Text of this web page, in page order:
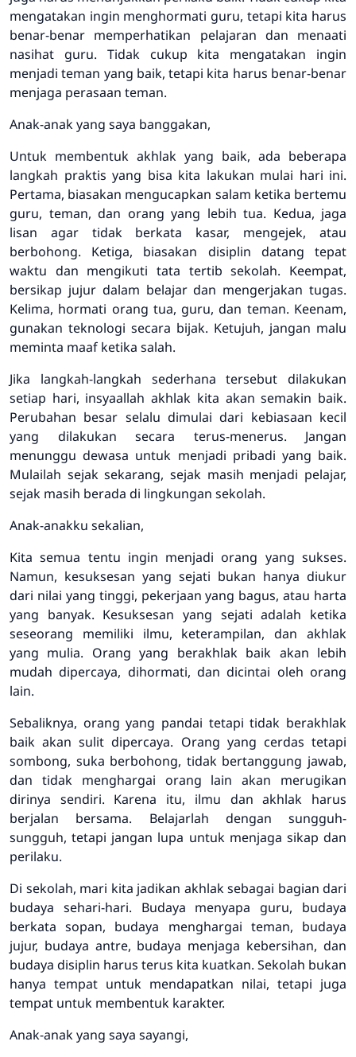
mengatakan ingin menghormati guru, tetapi kita harus
benar-benar memperhatikan pelajaran dan menaati
nasihat guru. Tidak cukup kita mengatakan ingin
menjadi teman yang baik, tetapi kita harus benar-benar
menjaga perasaan teman.
Anak-anak yang saya banggakan,
Untuk membentuk akhlak yang baik, ada beberapa
langkah praktis yang bisa kita lakukan mulai hari ini.
Pertama, biasakan mengucapkan salam ketika bertemu
guru, teman, dan orang yang lebih tua. Kedua, jaga
lisan agar tidak berkata kasar, mengejek, atau
berbohong. Ketiga, biasakan disiplin datang tepat
waktu dan mengikuti tata tertib sekolah. Keempat,
bersikap jujur dalam belajar dan mengerjakan tugas.
Kelima, hormati orang tua, guru, dan teman. Keenam,
gunakan teknologi secara bijak. Ketujuh, jangan malu
meminta maaf ketika salah.
Jika langkah-langkah sederhana tersebut dilakukan
setiap hari, insyaallah akhlak kita akan semakin baik.
Perubahan besar selalu dimulai dari kebiasaan kecil
yang dilakukan secara terus-menerus. Jangan
menunggu dewasa untuk menjadi pribadi yang baik.
Mulailah sejak sekarang, sejak masih menjadi pelajar,
sejak masih berada di lingkungan sekolah.
Anak-anakku sekalian,
Kita semua tentu ingin menjadi orang yang sukses.
Namun, kesuksesan yang sejati bukan hanya diukur
dari nilai yang tinggi, pekerjaan yang bagus, atau harta
yang banyak. Kesuksesan yang sejati adalah ketika
seseorang memiliki ilmu, keterampilan, dan akhlak
yang mulia. Orang yang berakhlak baik akan lebih
mudah dipercaya, dihormati, dan dicintai oleh orang
lain.
Sebaliknya, orang yang pandai tetapi tidak berakhlak
baik akan sulit dipercaya. Orang yang cerdas tetapi
sombong, suka berbohong, tidak bertanggung jawab,
dan tidak menghargai orang lain akan merugikan
dirinya sendiri. Karena itu, ilmu dan akhlak harus
berjalan bersama. Belajarlah dengan sungguh-
sungguh, tetapi jangan lupa untuk menjaga sikap dan
perilaku.
Di sekolah, mari kita jadikan akhlak sebagai bagian dari
budaya sehari-hari. Budaya menyapa guru, budaya
berkata sopan, budaya menghargai teman, budaya
jujur, budaya antre, budaya menjaga kebersihan, dan
budaya disiplin harus terus kita kuatkan. Sekolah bukan
hanya tempat untuk mendapatkan nilai, tetapi juga
tempat untuk membentuk karakter.
Anak-anak yang saya sayangi,